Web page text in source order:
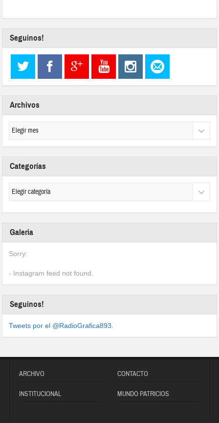
Seguinos!
Archivos
Categorías
Galeria
Sorry:
- Instagram feed not found.
Seguinos!
Tweets por el @RadioGrafica893.
ARCHIVO CONTACTO
INSTITUCIONAL MUNDO PATRICIOS